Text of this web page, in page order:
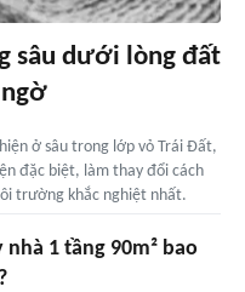
sâu dưới lòng đất
ở sâu trong lớp vỏ Trái Đất,
đặc biệt, làm thay đổi cách
trường khắc nghiệt nhất.
nhà 1 tầng 90m² bao